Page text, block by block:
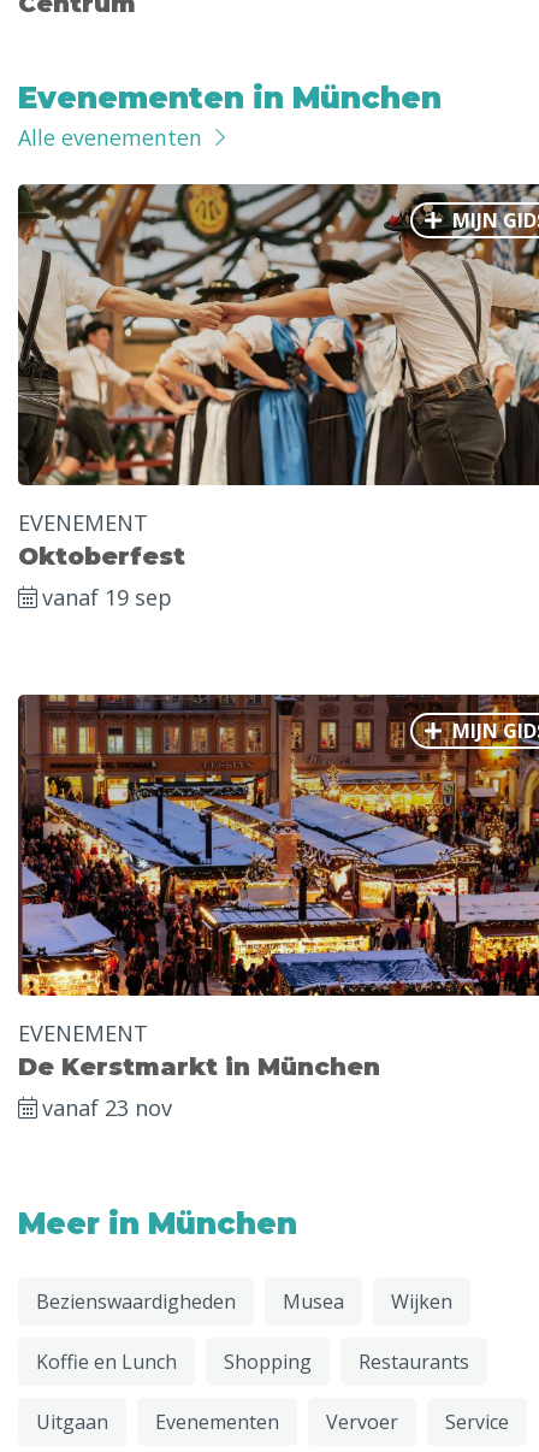
Evenementen in München
Alle evenementen
MIJN
EVENEMENT
Oktoberfest
vanaf 19 sep
MIJN
EVENEMENT
De Kerstmarkt in München
vanaf 23 nov
Meer in München
Bezienswaardigheden Musea Wijken
Koffie en Lunch Shopping Restaurants
Uitgaan Evenementen Vervoer Service